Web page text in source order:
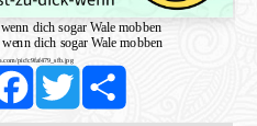
dich sogar Wale mobben
dich sogar Wale mobben
pic!c9faf479_sfb.jpg
FacebookTwitter Share